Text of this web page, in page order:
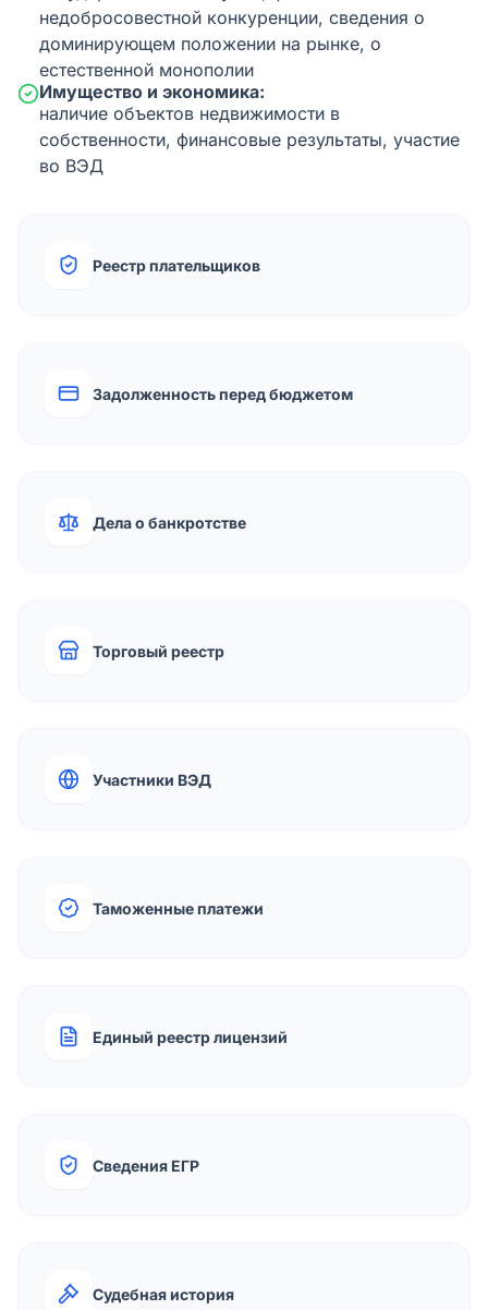
недобросовестной конкуренции, сведения о
доминирующем положении на рынке, о
естественной монополии
Имущество и экономика:
наличие объектов недвижимости в
собственности, финансовые результаты, участие
во ВЭД
Реестр плательщиков
Задолженность перед бюджетом
Дела о банкротстве
Торговый реестр
Участники ВЭД
Таможенные платежи
Единый реестр лицензий
Сведения ЕГР
Судебная история